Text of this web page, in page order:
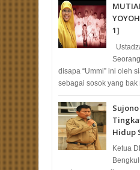
1]
disapa “Ummi” ini oleh
sebagai sosok yang bak
Hidup
Ketua